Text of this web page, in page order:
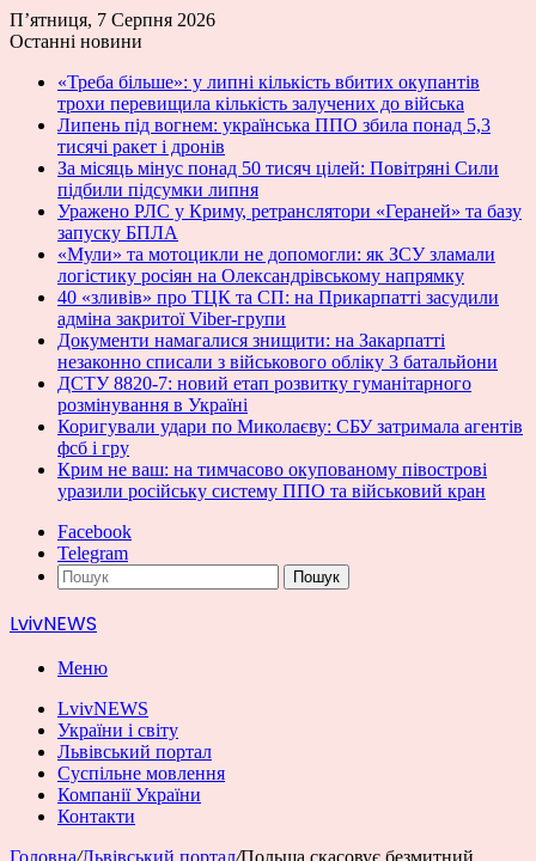
П’ятниця, 7 Серпня 2026
Останні новини
«Треба більше»: у липні кількість вбитих окупантів
трохи перевищила кількість залучених до війська
Липень під вогнем: українська ППО збила понад 5,3
тисячі ракет і дронів
За місяць мінус понад 50 тисяч цілей: Повітряні Сили
підбили підсумки липня
Уражено РЛС у Криму, ретранслятори «Гераней» та базу
запуску БПЛА
«Мули» та мотоцикли не допомогли: як ЗСУ зламали
логістику росіян на Олександрівському напрямку
40 «зливів» про ТЦК та СП: на Прикарпатті засудили
адміна закритої Viber-групи
Документи намагалися знищити: на Закарпатті
незаконно списали з військового обліку 3 батальйони
ДСТУ 8820-7: новий етап розвитку гуманітарного
розмінування в Україні
Коригували удари по Миколаєву: СБУ затримала агентів
фсб і гру
Крим не ваш: на тимчасово окупованому півострові
уразили російську систему ППО та військовий кран
Facebook
Telegram
Пошук
LvivNEWS
Меню
LvivNEWS
України і світу
Львівський портал
Суспільне мовлення
Компанії України
Контакти
Головна/Львівський портал/Польща скасовує безмитний